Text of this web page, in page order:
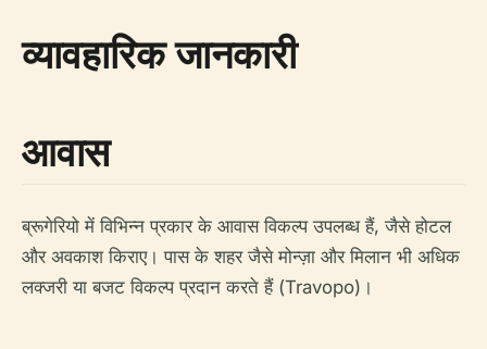
व्यावहारिक जानकारी
आवास
ब्रूगेरियो में विभिन्न प्रकार के आवास विकल्प उपलब्ध हैं, जैसे होटल
और अवकाश किराए। पास के शहर जैसे मोन्ज़ा और मिलान भी अधिक
लक्जरी या बजट विकल्प प्रदान करते हैं (Travopo)।